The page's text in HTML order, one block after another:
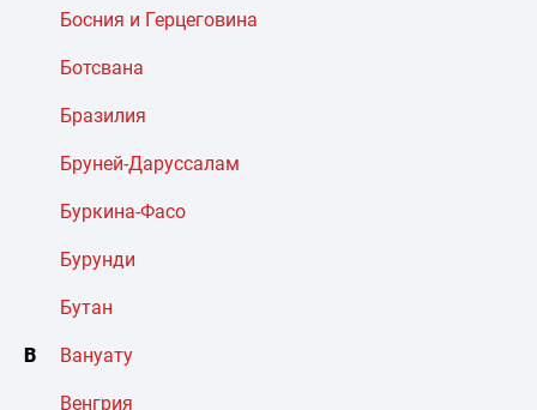
Босния и Герцеговина
Ботсвана
Бразилия
Бруней-Даруссалам
Буркина-Фасо
Бурунди
Бутан
В Вануату
Венгрия